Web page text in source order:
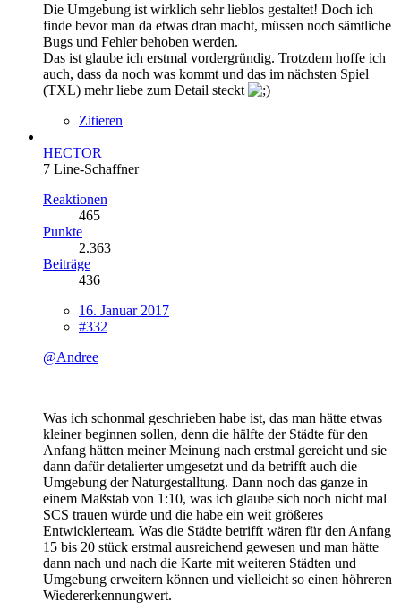
Die Umgebung ist wirklich sehr lieblos gestaltet! Doch ich
finde bevor man da etwas dran macht, müssen noch sämtliche
Bugs und Fehler behoben werden.
Das ist glaube ich erstmal vordergründig. Trotzdem hoffe ich
auch, dass da noch was kommt und das im nächsten Spiel
(TXL) mehr liebe zum Detail steckt
Zitieren
HECTOR
7 Line-Schaffner
Reaktionen
465
Punkte
2.363
Beiträge
436
16. Januar 2017
#332
@Andree
Was ich schonmal geschrieben habe ist, das man hätte etwas
kleiner beginnen sollen, denn die hälfte der Städte für den
Anfang hätten meiner Meinung nach erstmal gereicht und sie
dann dafür detalierter umgesetzt und da betrifft auch die
Umgebung der Naturgestalltung. Dann noch das ganze in
einem Maßstab von 1:10, was ich glaube sich noch nicht mal
SCS trauen würde und die habe ein weit größeres
Entwicklerteam. Was die Städte betrifft wären für den Anfang
15 bis 20 stück erstmal ausreichend gewesen und man hätte
dann nach und nach die Karte mit weiteren Städten und
Umgebung erweitern können und vielleicht so einen höhreren
Wiedererkennungwert.